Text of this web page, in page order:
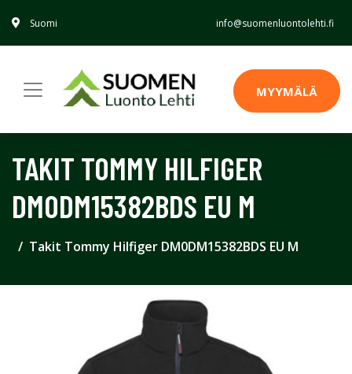
Suomi info@suomenluontolehti.fi
MYYMÄLÄ
TAKIT TOMMY HILFIGER
DM0DM15382BDS EU M
Takit Tommy Hilfiger DM0DM15382BDS EU M